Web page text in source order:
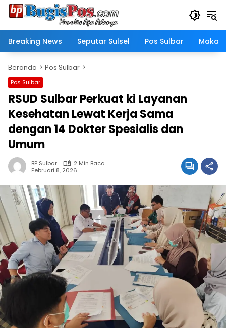
Langsung
Breaking News
Seputar Sulsel Pos Sulbar
Beranda Pos Sulbar
Pos Sulbar
RSUD Sulbar Perkuat ki Layanan
Kesehatan Lewat Kerja Sama
dengan 14 Dokter Spesialis dan
Umum
BP Sulbar
2 Min Baca
Februari 8, 2026